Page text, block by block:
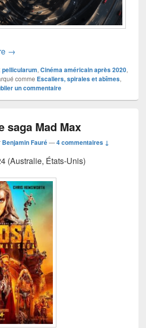
Motif #219
→
pellicularum, Cinéma américain après 2020,
comme Escaliers, spirales et abîmes,
un commentaire
saga Mad Max
Benjamin Fauré—4 commentaires ↓
(Australie, États-Unis)